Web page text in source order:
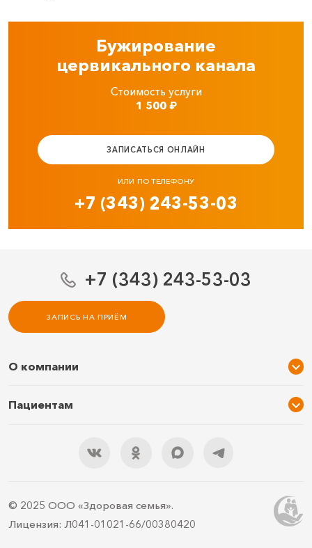
Бужирование
цервикального канала
Стоимость услуги
1 500₽
ЗАПИСАТЬСЯ ОНЛАЙН
ИЛИ ПО ТЕЛЕФОНУ
+7 (343) 243-53-03
+7 (343) 243-53-03
ЗАПИСЬ НА ПРИЁМ
О компании
Услуги и цены
Контакты
Пациентам
Подарочный сертификат
Правила подготовки
ДМС
© 2025 ООО «Здоровая семья».
Лицензия: Л041-01021-66/00380420